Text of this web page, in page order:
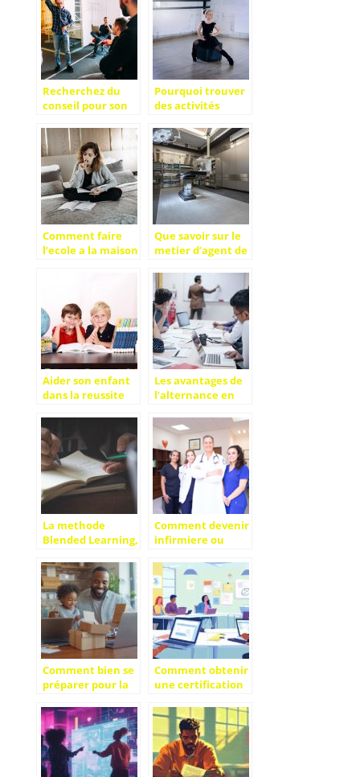
lorsque l’on crée
une société dans
le web ?
Recherchez du
conseil pour son
Pourquoi trouver
des activités
pour les enfants ?
Comment faire
l’ecole a la maison
Que savoir sur le
metier d’agent de
Aider son enfant
dans la reussite
parvenir ?
Les avantages de
l’alternance en
commerce.
La methode
Blended Learning,
distance et en
presentiel avec
votre propre
rythme
Comment devenir
infirmiere ou
pour une carriere
reussie
Comment bien se
préparer pour la
des courses en
ligne efficaces
Comment obtenir
une certification
votre carrière